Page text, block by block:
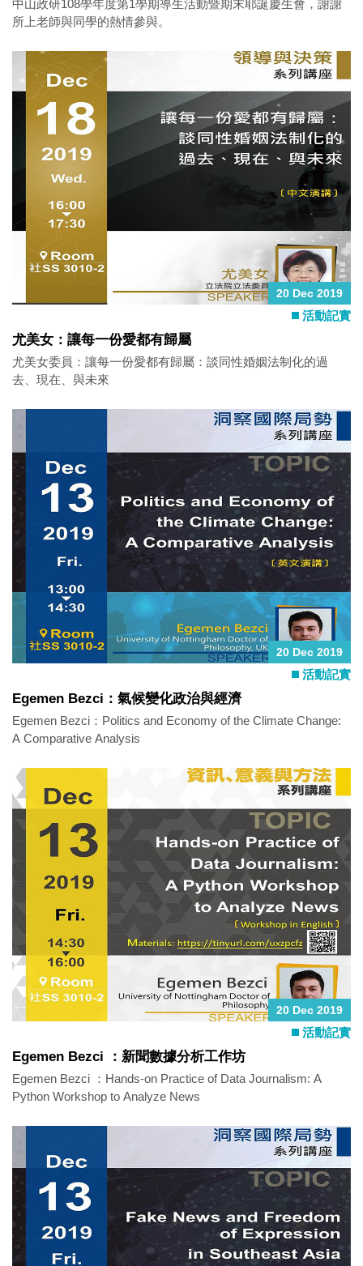
中山政研108學年度第1學期導生活動暨期末耶誕慶生會，謝謝
所上老師與同學的熱情參與。
20 Dec 2019
活動記實
尤美女：讓每一份愛都有歸屬
尤美女委員：讓每一份愛都有歸屬：談同性婚姻法制化的過
去、現在、與未來
20 Dec 2019
活動記實
Egemen Bezci：氣候變化政治與經濟
Egemen Bezci：Politics and Economy of the Climate Change:
A Comparative Analysis
20 Dec 2019
活動記實
Egemen Bezci ：新聞數據分析工作坊
Egemen Bezci ：Hands-on Practice of Data Journalism: A
Python Workshop to Analyze News